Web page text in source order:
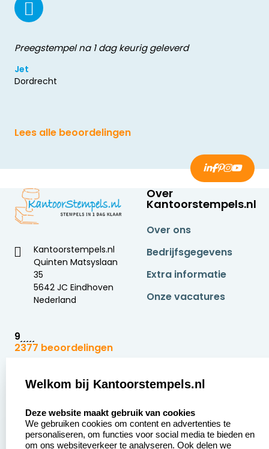
Preegstempel na 1 dag keurig geleverd
Jet
Dordrecht
Lees alle beoordelingen
Kantoorstempels.nl
Quinten Matsyslaan
35
5642 JC Eindhoven
Nederland
9
2377 beoordelingen
Over
Kantoorstempels.nl
Over ons
Bedrijfsgegevens
Extra informatie
Onze vacatures
Zakelijk:
Aanvraag op maat
Betaling &
Verzending
Klantenservice:
Contact opnemen
Veel gestelde vragen
Welkom bij Kantoorstempels.nl
Deze website maakt gebruik van cookies
We gebruiken cookies om content en advertenties te
personaliseren, om functies voor social media te bieden en
om ons websiteverkeer te analyseren. Ook delen we